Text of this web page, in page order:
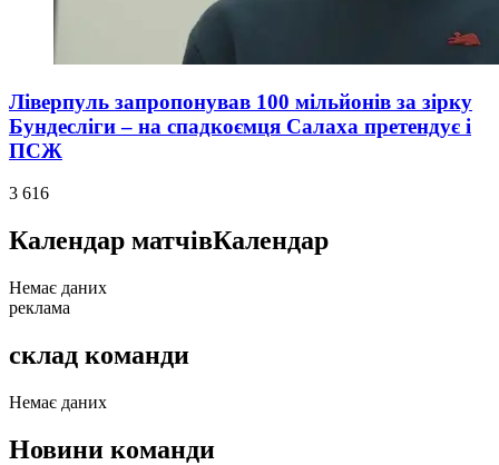
Ліверпуль запропонував 100 мільйонів за зірку
Бундесліги – на спадкоємця Салаха претендує і
ПСЖ
3 616
Календар матчівКалендар
Немає даних
реклама
склад команди
Немає даних
Новини команди